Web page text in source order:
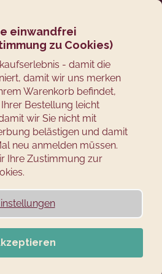
einwandfrei
zu Cookies)
- damit die
damit wir uns merken
Warenkorb befindet,
Bestellung leicht
wir Sie nicht mit
belästigen und damit
neu anmelden müssen.
Ihre Zustimmung zur